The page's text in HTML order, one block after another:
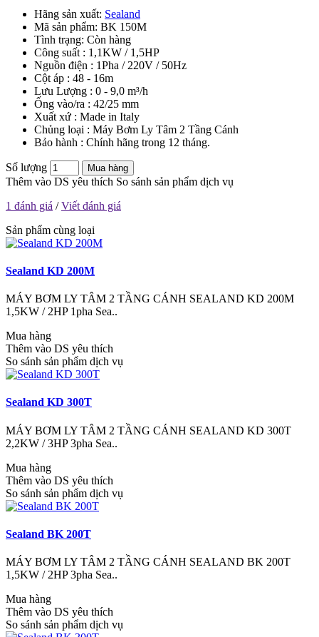
Hãng sản xuất: Sealand
Mã sản phẩm: BK 150M
Tình trạng: Còn hàng
Công suất : 1,1KW / 1,5HP
Nguồn điện : 1Pha / 220V / 50Hz
Cột áp : 48 - 16m
Lưu Lượng : 0 - 9,0 m³/h
Ống vào/ra : 42/25 mm
Xuất xứ : Made in Italy
Chủng loại : Máy Bơm Ly Tâm 2 Tầng Cánh
Bảo hành : Chính hãng trong 12 tháng.
Số lượng Mua hàng
Thêm vào DS yêu thích So sánh sản phẩm dịch vụ
1 đánh giá /Viết đánh giá
Sản phẩm cùng loại
Sealand KD 200M
MÁY BƠM LY TÂM 2 TẦNG CÁNH SEALAND KD 200M
1,5KW / 2HP 1pha Sea..
Mua hàng
Thêm vào DS yêu thích
So sánh sản phẩm dịch vụ
Sealand KD 300T
MÁY BƠM LY TÂM 2 TẦNG CÁNH SEALAND KD 300T
2,2KW / 3HP 3pha Sea..
Mua hàng
Thêm vào DS yêu thích
So sánh sản phẩm dịch vụ
Sealand BK 200T
MÁY BƠM LY TÂM 2 TẦNG CÁNH SEALAND BK 200T
1,5KW / 2HP 3pha Sea..
Mua hàng
Thêm vào DS yêu thích
So sánh sản phẩm dịch vụ